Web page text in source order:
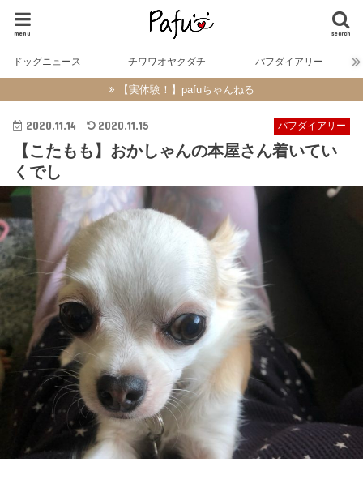
search
menu
ドッグニュース チワワオヤクダチ パフダイアリー
【実体験！】pafuちゃんねる
パフダイアリー
2020.11.14 2020.11.15
【こたもも】おかしゃんの本屋さん着いてい
くでし